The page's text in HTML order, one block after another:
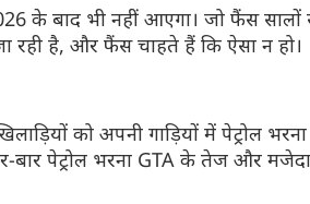
के बाद भी नहीं आएगा। जो फैंस
रही है, और फैंस चाहते हैं कि ऐसा न हो।
को अपनी गाड़ियों में पेट्रोल
बार पेट्रोल भरना GTA के तेज और